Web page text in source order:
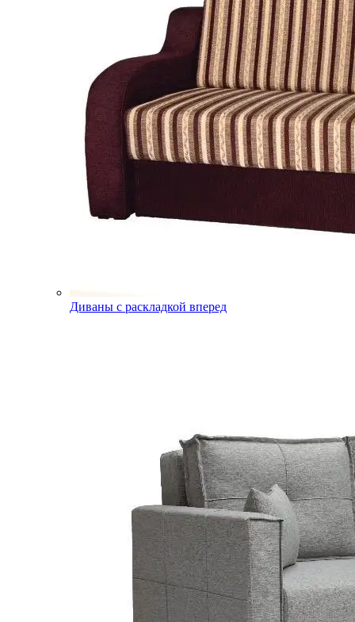
Диваны с раскладкой вперед